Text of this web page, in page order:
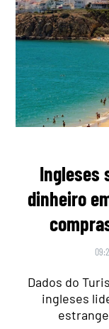
Ingleses
dinheiro
Dados do
ingleses